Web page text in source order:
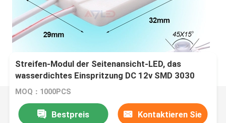
Streifen-Modul der Seitenansicht-LED, das
wasserdichtes Einspritzung DC 12v SMD 3030
ausstrahlt
MOQ：1000PCS
Bestpreis Kontaktieren Sie